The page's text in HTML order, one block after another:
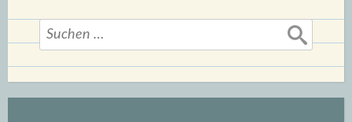
Suchen
nach: